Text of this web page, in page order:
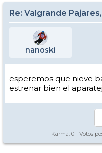
Re: Valgrande
nanoski
esperemos que nieve
estrenar bien el
Karma: 0 - Votos